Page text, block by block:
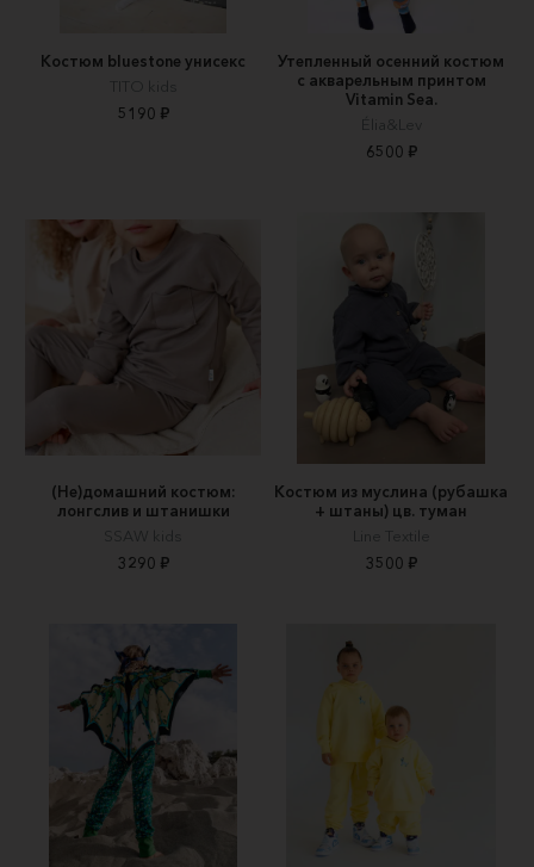
Костюм bluestone унисекс
TITO kids
5190 ₽
Утепленный осенний костюм
с акварельным принтом
Vitamin Sea.
Élia&Lev
6500 ₽
(Не)домашний костюм:
лонгслив и штанишки
SSAW kids
3290 ₽
Костюм из муслина (рубашка
+ штаны) цв. туман
Line Textile
3500 ₽